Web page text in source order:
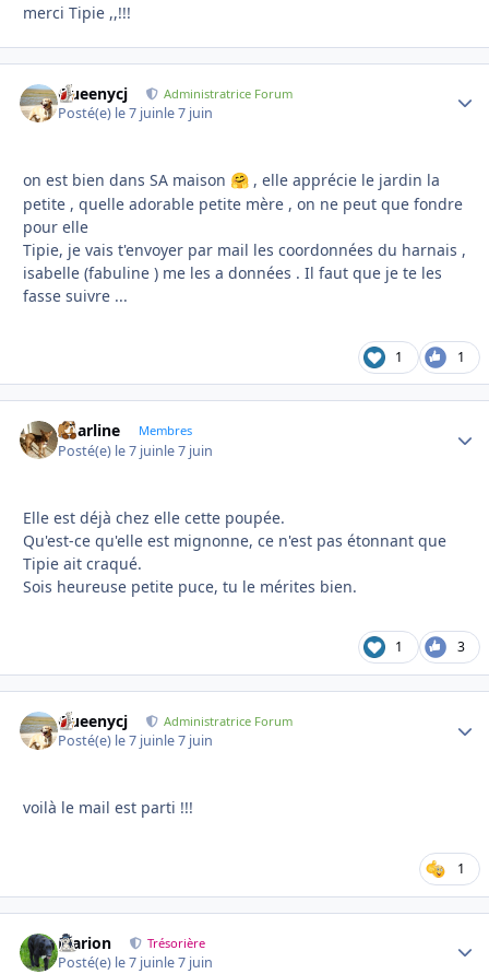
merci Tipie ,,!!!
Queenycj Administratrice Forum
Posté(e) le 7 juinle 7 juin
on est bien dans SA maison 🤗 , elle apprécie le jardin la
petite , quelle adorable petite mère , on ne peut que fondre
pour elle
Tipie, je vais t'envoyer par mail les coordonnées du harnais ,
isabelle (fabuline ) me les a données . Il faut que je te les
fasse suivre ...
1 1
Charline Membres
Posté(e) le 7 juinle 7 juin
Elle est déjà chez elle cette poupée.
Qu'est-ce qu'elle est mignonne, ce n'est pas étonnant que
Tipie ait craqué.
Sois heureuse petite puce, tu le mérites bien.
1 3
Queenycj Administratrice Forum
Posté(e) le 7 juinle 7 juin
voilà le mail est parti !!!
1
Marion Trésorière
Posté(e) le 7 juinle 7 juin